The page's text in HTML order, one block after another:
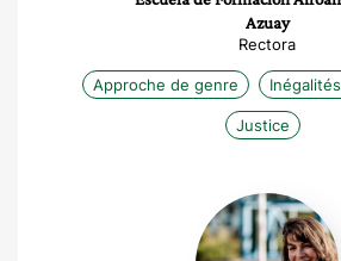
Azuay
Rectora
Approche de genre
Justice
Elodie
Nace